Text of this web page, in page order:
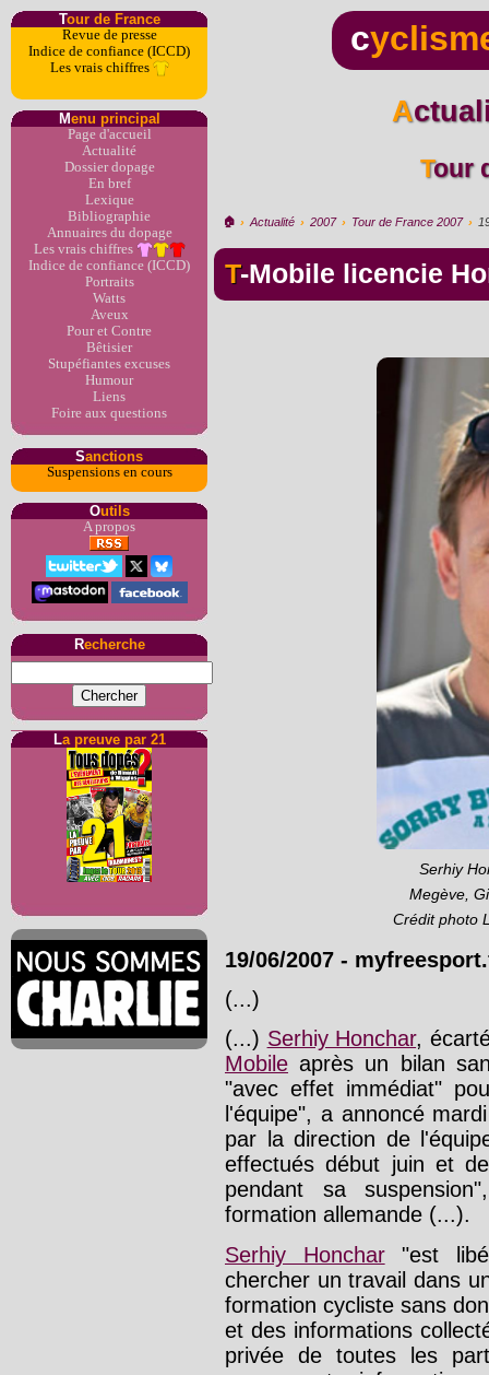
Tour de France
Revue de presse
Indice de confiance (ICCD)
Les vrais chiffres
Menu principal
Page d'accueil
Actualité
Dossier dopage
En bref
Lexique
Bibliographie
Annuaires du dopage
Les vrais chiffres
Indice de confiance (ICCD)
Portraits
Watts
Aveux
Pour et Contre
Bêtisier
Stupéfiantes excuses
Humour
Liens
Foire aux questions
Sanctions
Suspensions en cours
Outils
A propos
Recherche
La preuve par 21
c
🏠︎ › Actualité › 2007 › Tour de France 2007 ›
T-Mobile licencie
Serhiy
Megève,
Crédit photo
19/06/2007 -
(...)
(...) Serhiy Honchar,
Mobile après un bilan
"avec effet immédiat"
l'équipe", a annoncé
par la direction de
effectués début juin et
pendant sa
formation allemande (...).
Serhiy Honchar"est
chercher un travail dans
formation cycliste sans
et des informations
privée de toutes les